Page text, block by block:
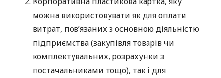
можна використовувати як для оплати
витрат, пов’язаних з основною діяльністю
підприємства (закупівля товарів чи
комплектувальних, розрахунки з
постачальниками тощо), так і для